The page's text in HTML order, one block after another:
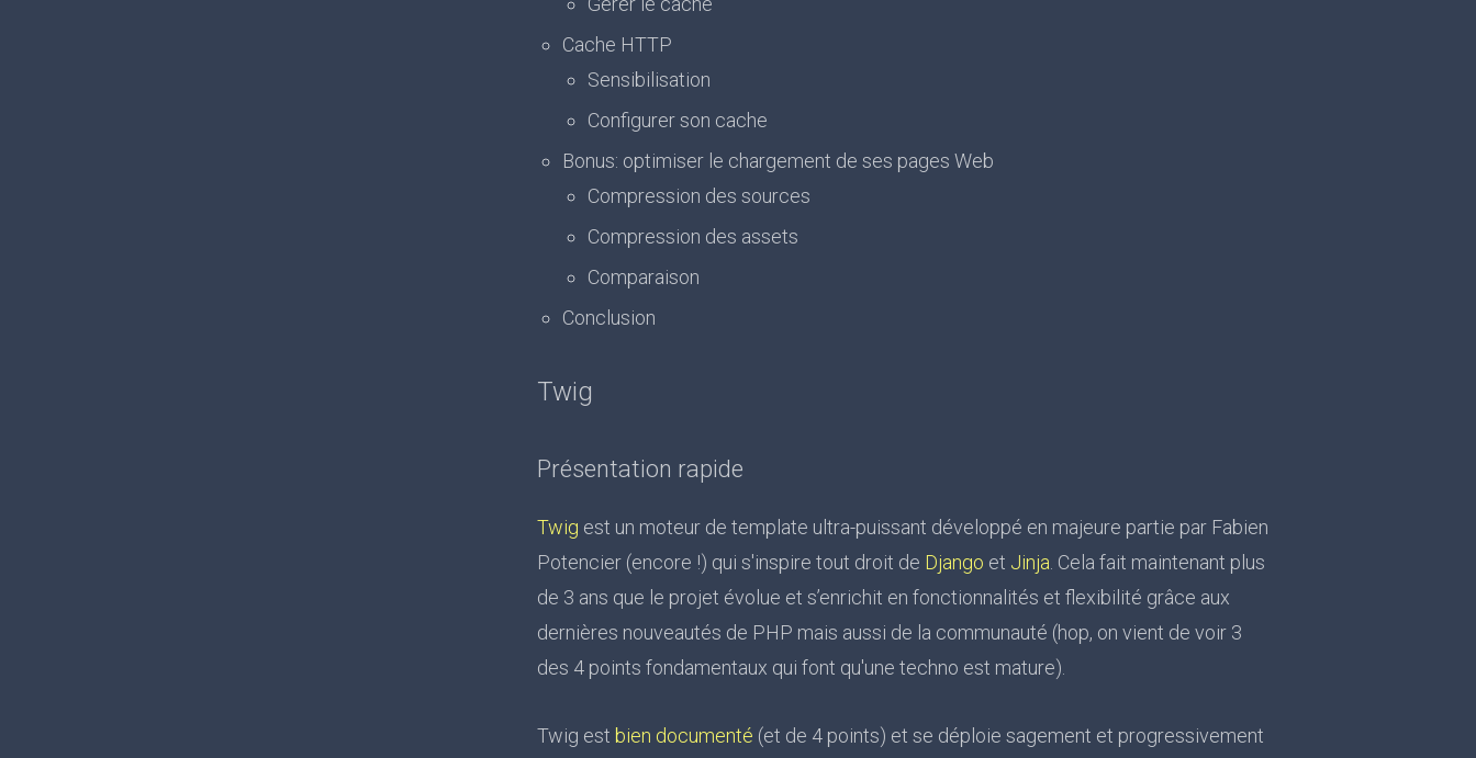
Cache HTTP
Sensibilisation
Configurer son cache
Bonus: optimiser le chargement de ses pages Web
Compression des sources
Compression des assets
Comparaison
Conclusion
Twig
Présentation rapide
Twig est un moteur de template ultra-puissant développé en majeure partie par Fabien
Potencier (encore !) qui s'inspire tout droit de Django et Jinja. Cela fait maintenant plus
de 3 ans que le projet évolue et s’enrichit en fonctionnalités et flexibilité grâce aux
dernières nouveautés de PHP mais aussi de la communauté (hop, on vient de voir 3
des 4 points fondamentaux qui font qu'une techno est mature).
Twig est bien documenté (et de 4 points) et se déploie sagement et progressivement